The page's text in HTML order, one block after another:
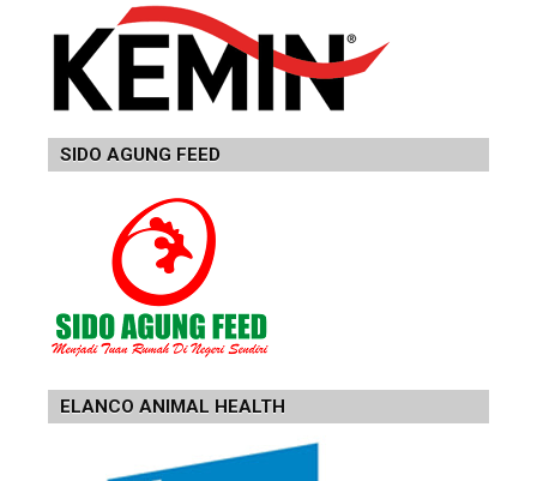
SIDO AGUNG FEED
ELANCO ANIMAL HEALTH